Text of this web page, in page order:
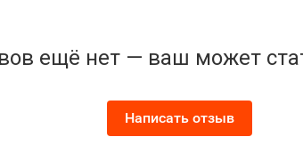
ещё нет — ваш может
Написать отзыв